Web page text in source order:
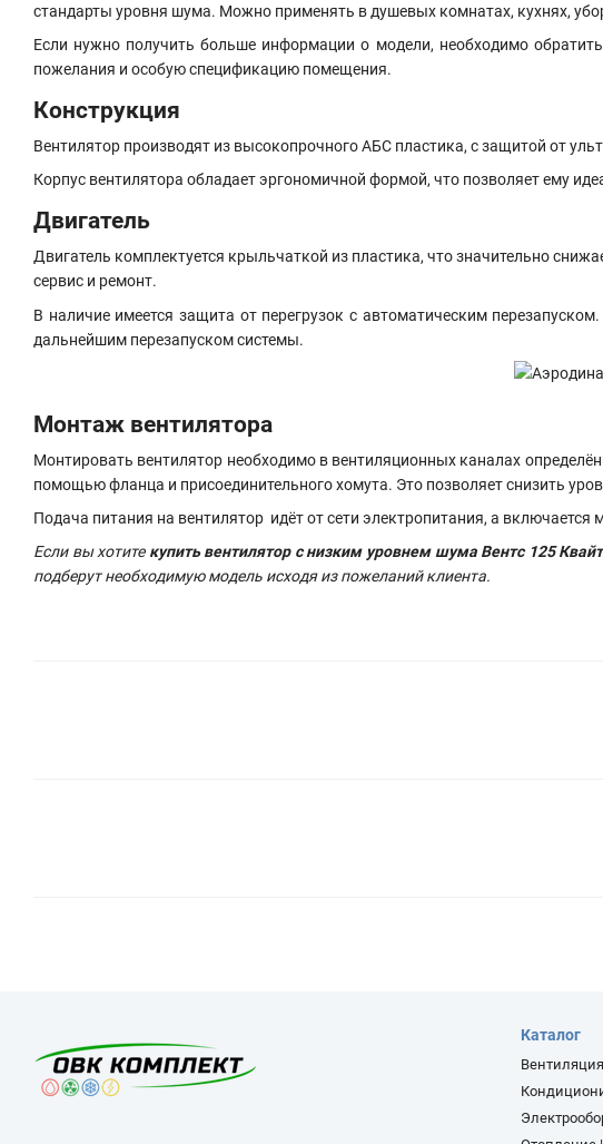
стандарты уровня шума. Можно применять в душевых комнатах, кухнях,
Если нужно получить больше информации о модели, необходимо
пожелания и особую спецификацию помещения.
Конструкция
Вентилятор производят из высокопрочного АБС пластика, с защитой от
Корпус вентилятора обладает эргономичной формой, что позволяет ему
Двигатель
Двигатель комплектуется крыльчаткой из пластика, что значительно
сервис и ремонт.
В наличие имеется защита от перегрузок с автоматическим
дальнейшим перезапуском системы.
Монтаж вентилятора
Монтировать вентилятор необходимо в вентиляционных каналах
помощью фланца и присоединительного хомута. Это позволяет снизить
Подача питания на вентилятор идёт от сети электропитания, а
Если вы хотите купить вентилятор с низким уровнем шума Вентс 125 Квайт
подберут необходимую модель исходя из пожеланий клиента.
Каталог
Вентиляция